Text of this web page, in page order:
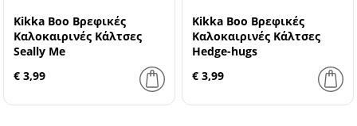
Kikka Boo Βρεφικές
Καλοκαιρινές Κάλτσες
Seally Me
€ 3,99
Kikka Boo Βρεφικές
Καλοκαιρινές Κάλτσες
Hedge-hugs
€ 3,99